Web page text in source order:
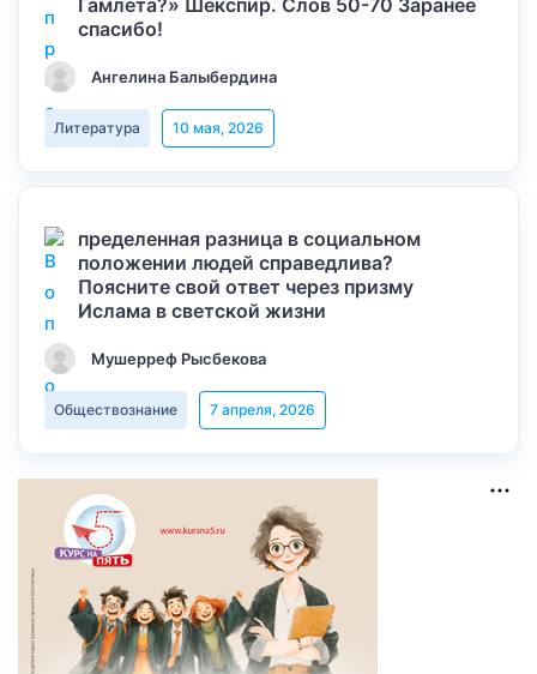
Гамлета?» Шекспир. Слов 50-70 Заранее
спасибо!
Ангелина Балыбердина
Литература 10 мая, 2026
пределенная разница в социальном
положении людей справедлива?
Поясните свой ответ через призму
Ислама в светской жизни
Мушерреф Рысбекова
Обществознание 7 апреля, 2026